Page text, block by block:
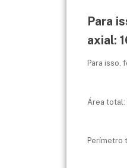
Para
axial:
Para isso,
Área total:
Perímetro